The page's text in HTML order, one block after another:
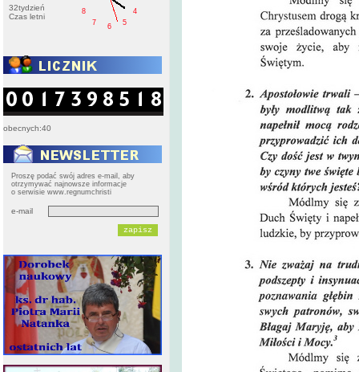
32tydzień
Czas letni
4
5
6
7
8
obecnych:40
Proszę podać swój adres e-mail, aby
otrzymywać najnowsze informacje
o serwisie www.regnumchristi
e-mail